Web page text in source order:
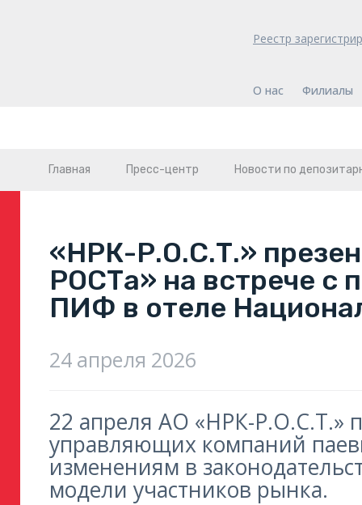
Реестр
О нас Филиалы
Главная Пресс-центр Новости по
«НРК-Р.О.С.Т.»
РОСТа» на встрече с
ПИФ в отеле
24 апреля 2026
22 апреля АО «НРК-Р.О.С.Т.»
управляющих компаний
изменениям в
модели участников рынка.